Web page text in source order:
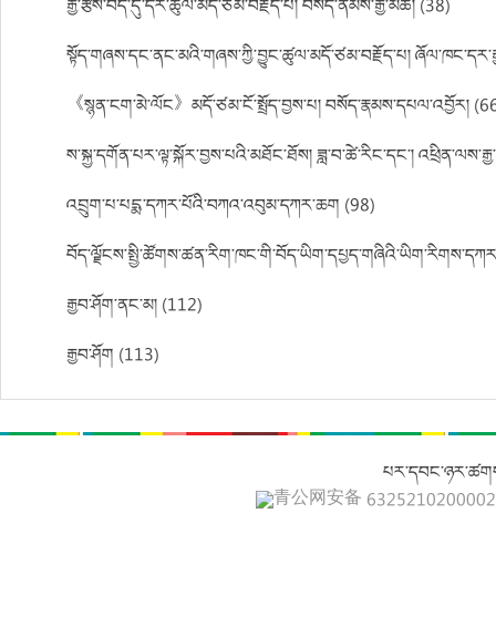
རྒྱ་རྩིས་བོད་དུ་དར་ཚུལ་མདོ་ཙམ་བརྗོད་པ། བསོད་ནམས་རྒྱ་མཚོ། (38)
སྟོད་གཞས་དང་ནང་མའི་གཞས་ཀྱི་བྱུང་ཚུལ་མདོ་ཙམ་བརྗོད་པ།
《སྙན་ངག་མེ་ལོང》མདོ་ཙམ་ངོ་སྤྲོད་བྱས་པ། བསོད་རྣམས་དཔལ་འབྱོར།
ས་སྐྱ་དགོན་པར་ལྟ་སྐོར་བྱས་པའི་མཐོང་ཐོས། ཟླ་བ་ཚེ་རིང་དང་།
འབྲུག་པ་པདྨ་དཀར་པོའི་བཀའ་འབུམ་དཀར་ཆག (98)
རྒྱབ་ཤོག་ནང་མ། (112)
རྒྱབ་ཤོག (113)
青公网安备